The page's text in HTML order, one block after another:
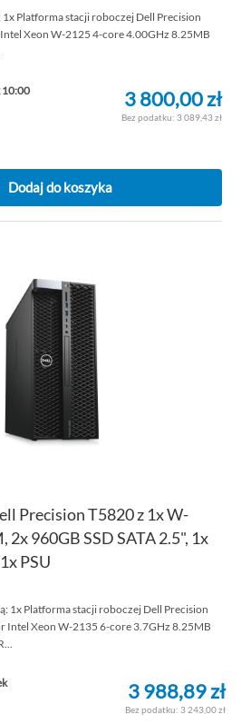
1x Platforma stacji roboczej Dell Precision
Xeon W-2125 4-core 4.00GHz 8.25MB
10:00
3 800,00 zł
3 089,43 zł
Dodaj do koszyka
Precision T5820 z 1x W-
2x 960GB SSD SATA 2.5", 1x
PSU
1x Platforma stacji roboczej Dell Precision
Intel Xeon W-2135 6-core 3.7GHz 8.25MB
3 988,89 zł
3 243,00 zł